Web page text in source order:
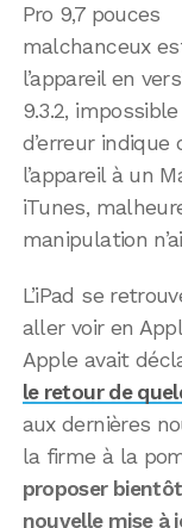
Pro 9,7 pouces
malchanceux
l’appareil en
9.3.2,
d’erreur indique
l’appareil à un
iTunes,
manipulation
L’iPad se
aller voir en
Apple avait
le retour de
aux dernières
la firme à la
proposer
nouvelle mise à